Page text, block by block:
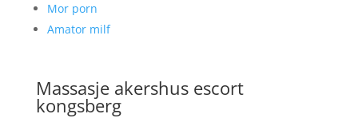
Mor porn
Amator milf
Massasje akershus escort
kongsberg